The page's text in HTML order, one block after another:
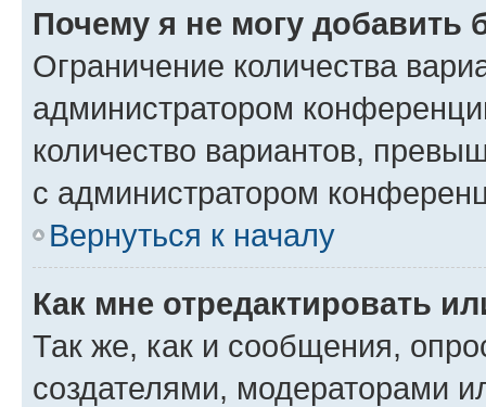
Почему я не могу добавить
Ограничение количества
администратором
количество вариантов,
с администратором
Вернуться к началу
Как мне отредактировать
Так же, как и сообщения,
создателями, модераторами